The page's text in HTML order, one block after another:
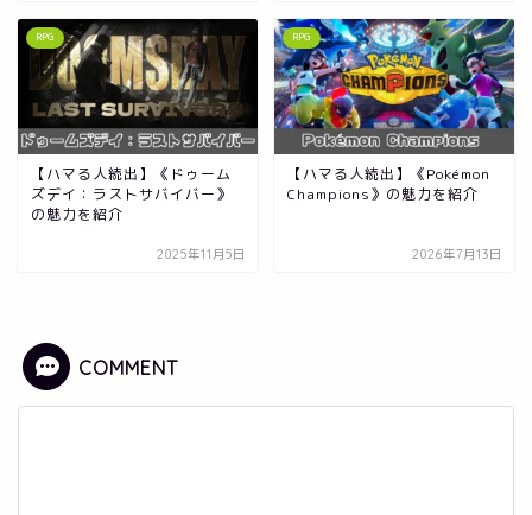
RPG
【ハマる人続出】《ドゥーム
ズデイ：ラストサバイバー》
の魅力を紹介
2025年11月5日
RPG
【ハマる人続出】《Pokémon
Champions》の魅力を紹介
2026年7月13日
COMMENT